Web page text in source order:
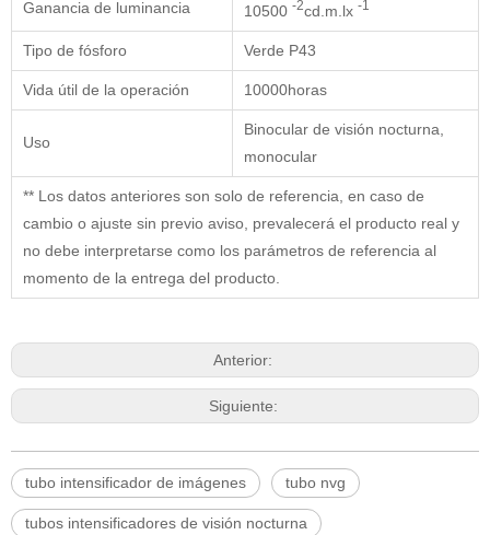
Ganancia de luminancia 10500 -2cd.m.lx -1
Tipo de fósforo Verde P43
Vida útil de la operación 10000horas
Uso
Binocular de visión nocturna,
monocular
** Los datos anteriores son solo de referencia, en caso de
cambio o ajuste sin previo aviso, prevalecerá el producto real y
no debe interpretarse como los parámetros de referencia al
momento de la entrega del producto.
Anterior:
Siguiente:
tubo intensificador de imágenes tubo nvg
tubos intensificadores de visión nocturna